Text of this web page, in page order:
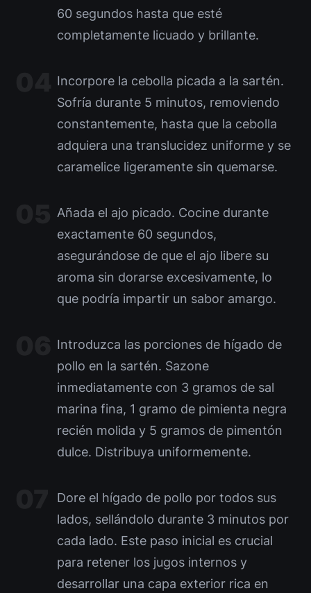
60 segundos hasta que esté
completamente licuado y brillante.
Incorpore la cebolla picada a la sartén.
Sofría durante 5 minutos, removiendo
constantemente, hasta que la cebolla
adquiera una translucidez uniforme y se
caramelice ligeramente sin quemarse.
Añada el ajo picado. Cocine durante
exactamente 60 segundos,
asegurándose de que el ajo libere su
aroma sin dorarse excesivamente, lo
que podría impartir un sabor amargo.
Introduzca las porciones de hígado de
pollo en la sartén. Sazone
inmediatamente con 3 gramos de sal
marina fina, 1 gramo de pimienta negra
recién molida y 5 gramos de pimentón
dulce. Distribuya uniformemente.
Dore el hígado de pollo por todos sus
lados, sellándolo durante 3 minutos por
cada lado. Este paso inicial es crucial
para retener los jugos internos y
desarrollar una capa exterior rica en